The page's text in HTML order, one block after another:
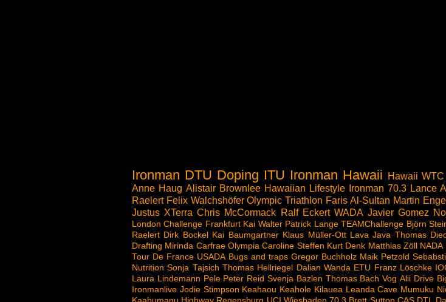
Ironman DTU Doping ITU Ironman Hawaii Hawaii WTC
Anne Haug Alistair Brownlee Hawaiian Lifestyle Ironman 70.3 Lance
Raelert Felix Walchshöfer Olympic Triathlon Faris Al-Sultan Martin
Justus XTerra Chris McCormack Ralf Eckert WADA Javier Gomez
London Challenge Frankfurt Kai Walter Patrick Lange TEAMChallenge Björn
Raelert Dirk Bockel Kai Baumgartner Klaus Müller-Ott Lava Java Thomas
Drafting Mirinda Carfrae Olympia Caroline Steffen Kurt Denk Matthias Zöll NADA
Tour De France USADA Bugs and traps Gregor Buchholz Maik Petzold
Nutrition Sonja Tajsich Thomas Hellriegel Dalian Wanda ETU Franz Löschke
Laura Lindemann Pele Peter Reid Svenja Bazlen Thomas Bach Vog Alii Drive
Ironmanlive Jodie Stimpson Keahaou Keahole Kilauea Leanda Cave Mumuku